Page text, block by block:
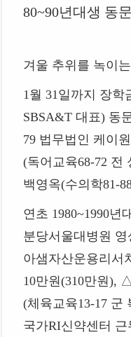
80~90년대생 동
겨울 추위를 녹이
1월 31일까지 장학
SBSA&T 대표) 동
79 법무법인 케이
(독어교육68-72 전
백영옥(수의학81-
연초 1980~1990년
분당서울대병원
아샘자산운용리서
10만원(310만원), △
(체육교육13-17 군
국가RI신약센터 근